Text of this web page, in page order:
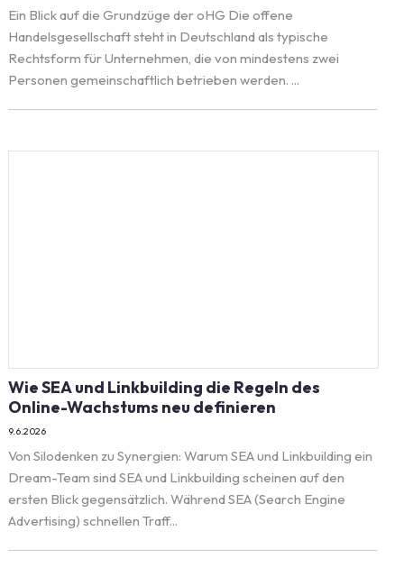
Ein Blick auf die Grundzüge der oHG Die offene
Handelsgesellschaft steht in Deutschland als typische
Rechtsform für Unternehmen, die von mindestens zwei
Personen gemeinschaftlich betrieben werden. ...
Wie SEA und Linkbuilding die Regeln des
Online-Wachstums neu definieren
9.6.2026
Von Silodenken zu Synergien: Warum SEA und Linkbuilding ein
Dream-Team sind SEA und Linkbuilding scheinen auf den
ersten Blick gegensätzlich. Während SEA (Search Engine
Advertising) schnellen Traff...